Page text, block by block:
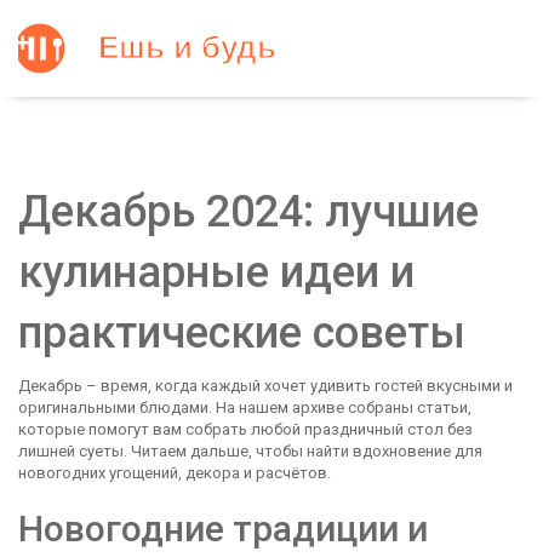
Декабрь 2024: лучшие
кулинарные идеи и
практические советы
Декабрь – время, когда каждый хочет удивить гостей вкусными и
оригинальными блюдами. На нашем архиве собраны статьи,
которые помогут вам собрать любой праздничный стол без
лишней суеты. Читаем дальше, чтобы найти вдохновение для
новогодних угощений, декора и расчётов.
Новогодние традиции и